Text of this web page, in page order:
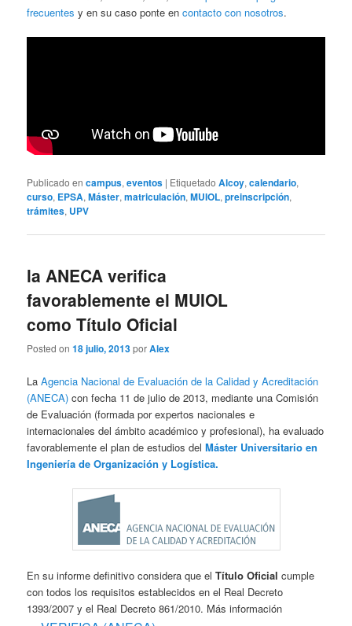
frecuentes y en su caso ponte encontacto con nosotros.
Publicado en campus,eventos | Etiquetado Alcoy,calendario,
curso, EPSA,Máster,matriculación,MUIOL,preinscripción,
trámites, UPV
la ANECA verifica
favorablemente el MUIOL
como Título Oficial
Posted on18 julio, 2013porAlex
LaAgencia Nacional de Evaluación de la Calidad y Acreditación
(ANECA) con fecha 11 de julio de 2013, mediante una Comisión
de Evaluación (formada por expertos nacionales e
internacionales del ámbito académico y profesional), ha evaluado
favorablemente el plan de estudios delMáster Universitario en
Ingeniería de Organización y Logística.
En su informe definitivo considera que elTítulo Oficial cumple
con todos los requisitos establecidos en el Real Decreto
1393/2007 y el Real Decreto 861/2010. Más información